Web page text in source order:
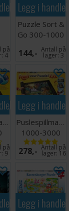
på
4
Legg i
Puzzle Sort &
Go 300-1000
biter
144,- Antall på
lager:3
på
9
Legg i
Puslespillmatte
1000-3000
brikker
278,- Antall på
lager: 16
Legg i